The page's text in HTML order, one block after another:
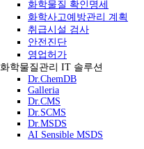
화학물질 확인명세
화학사고예방관리 계획
취급시설 검사
안전진단
영업허가
화학물질관리 IT 솔루션
Dr.ChemDB
Galleria
Dr.CMS
Dr.SCMS
Dr.MSDS
AI Sensible MSDS